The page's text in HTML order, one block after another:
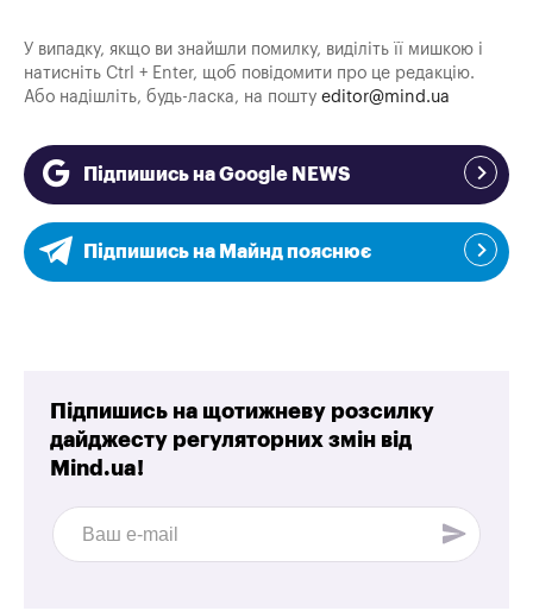
У випадку, якщо ви знайшли помилку, виділіть її мишкою і
натисніть Ctrl + Enter, щоб повідомити про це редакцію.
Або надішліть, будь-ласка, на пошту editor@mind.ua
Підпишись на Google NEWS
Підпишись на Майнд пояснює
Підпишись на щотижневу розсилку
дайджесту регуляторних змін від
Mind.ua!